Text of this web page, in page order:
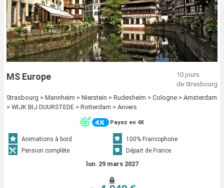
MS Europe
10 jours
de Strasbourg
Strasbourg > Mannheim > Nierstein > Rudesheim > Cologne > Amsterdam
> WIJK BIJ DUURSTEDE > Rotterdam > Anvers
Payez en 4X
Animations à bord
100% Francophone
Pension complète
Départ de France
lun. 29 mars 2027